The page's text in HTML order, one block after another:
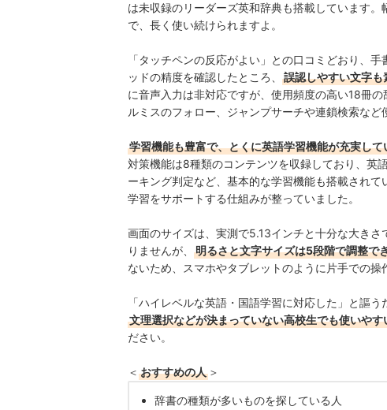
は未収録のリーダーズ英和辞典も搭載しています。
で、長く使い続けられますよ。
「タッチペンの反応がよい」との口コミどおり、
ッドの精度を確認したところ、
誤認しやすい文字
に音声入力は非対応ですが、使用頻度の高い18冊
ルミスのフォロー、ジャンプサーチや連鎖検索など
学習機能も豊富で、とくに英語学習機能が充実して
対策機能は8種類のコンテンツを収録しており、英
ーキング判定など、基本的な学習機能も搭載されて
学習をサポートする仕組みが整っていました。
画面のサイズは、実測で5.13インチと十分な大き
りませんが、
明るさと文字サイズは5段階で調整で
ないため、スマホやタブレットのように片手での操
「ハイレベルな英語・国語学習に対応した」と謳う
文理選択などが決まっていない高校生でも使いやす
ださい。
＜ おすすめの人 ＞
辞書の種類が多いものを探している人